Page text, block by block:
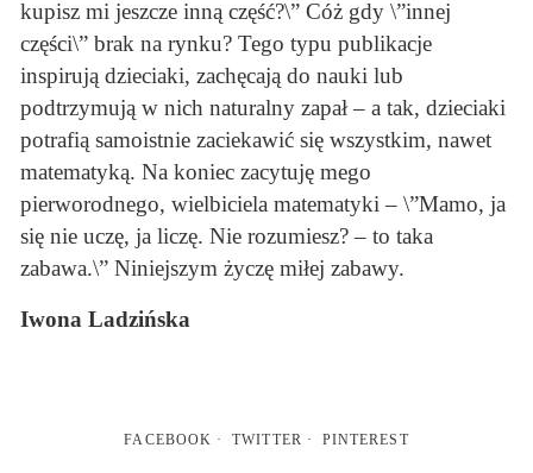
kupisz mi jeszcze inną część?\” Cóż gdy \”innej
części\” brak na rynku? Tego typu publikacje
inspirują dzieciaki, zachęcają do nauki lub
podtrzymują w nich naturalny zapał – a tak, dzieciaki
potrafią samoistnie zaciekawić się wszystkim, nawet
matematyką. Na koniec zacytuję mego
pierworodnego, wielbiciela matematyki – \”Mamo, ja
się nie uczę, ja liczę. Nie rozumiesz? – to taka
zabawa.\” Niniejszym życzę miłej zabawy.
Iwona Ladzińska
FACEBOOK TWITTER PINTEREST